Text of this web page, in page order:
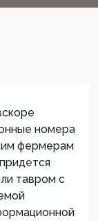
номера
фермерам
тавром с